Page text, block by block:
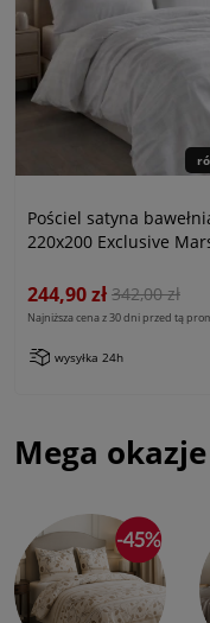
Pościel satyna
220x200 Exclusive
244,90 zł 342,00 zł
Najniższa cena z 30 dni przed tą
wysyłka 24h
Mega